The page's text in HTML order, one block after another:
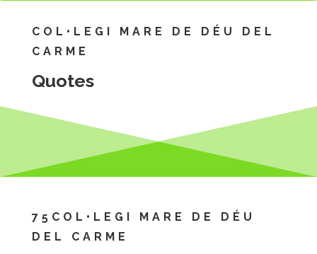
COL•LEGI MARE DE DÉU DEL
CARME
Quotes
75COL•LEGI MARE DE DÉU
DEL CARME